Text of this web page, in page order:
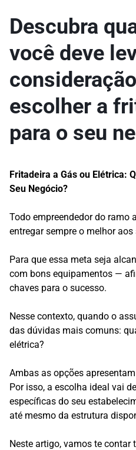
Descubra
você deve
escolher a
para o seu
Fritadeira a Gás ou Elétrica:
Seu Negócio?
Todo empreendedor do ramo
entregar sempre o melhor aos
Para que essa meta seja
com bons equipamentos —
chaves para o sucesso.
Nesse contexto, quando o
das dúvidas mais comuns:
elétrica?
Ambas as opções
Por isso, a escolha ideal vai
específicas do seu
até mesmo da estrutura
Neste artigo, vamos te contar